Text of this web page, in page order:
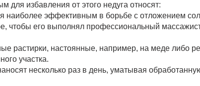
для избавления от этого недуга относят:
наиболее эффективным в борьбе с отложением
чтобы его выполнял профессиональный
растирки, настоянные, например, на меде либо
участка.
несколько раз в день, уматывая